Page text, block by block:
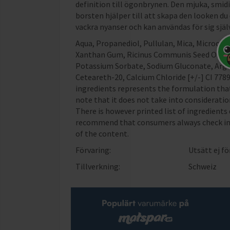
definition till ögonbrynen. Den mjuka,
borsten hjälper till att skapa den looken
vackra nyanser och kan användas för sig
Aqua, Propanediol, Pullulan, Mica,
Xanthan Gum, Ricinus Communis Seed Oil,
Potassium Sorbate, Sodium Gluconate,
Ceteareth-20, Calcium Chloride [+/-] CI
ingredients represents the formulation that
note that it does not take into
There is however printed list of ingredients
recommend that consumers always
of the content.
Förvaring:
Utsätt ej
Tillverkning:
Schweiz